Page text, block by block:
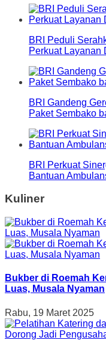
BRI Peduli
Perkuat Layanan
BRI Gandeng
Paket Sembako
BRI Perkuat
Bantuan
Kuliner
Bukber di Roemah
Luas, Musala Nyaman
Rabu, 19 Maret 2025